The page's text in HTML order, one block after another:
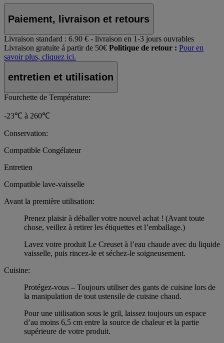
Paiement, livraison et retours
Livraison standard : 6.90 € - livraison en 1-3 jours ouvrables
Livraison gratuite á partir de 50€ Politique de retour : Pour en
savoir plus, cliquez ici.
entretien et utilisation
Fourchette de Température:
-23℃ à 260℃
Conservation:
Compatible Congélateur
Entretien
Compatible lave-vaisselle
Avant la première utilisation:
Prenez plaisir à déballer votre nouvel achat ! (Avant toute
chose, veillez à retirer les étiquettes et l’emballage.)
Lavez votre produit Le Creuset à l’eau chaude avec du liquide
vaisselle, puis rincez-le et séchez-le soigneusement.
Cuisine:
Protégez-vous – Toujours utiliser des gants de cuisine lors de
la manipulation de tout ustensile de cuisine chaud.
Pour une utilisation sous le gril, laissez toujours un espace
d’au moins 6,5 cm entre la source de chaleur et la partie
supérieure de votre produit.